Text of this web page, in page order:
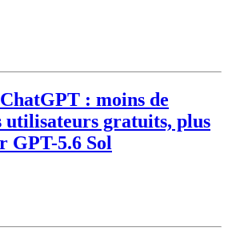
: moins de
utilisateurs gratuits, plus
GPT-5.6 Sol